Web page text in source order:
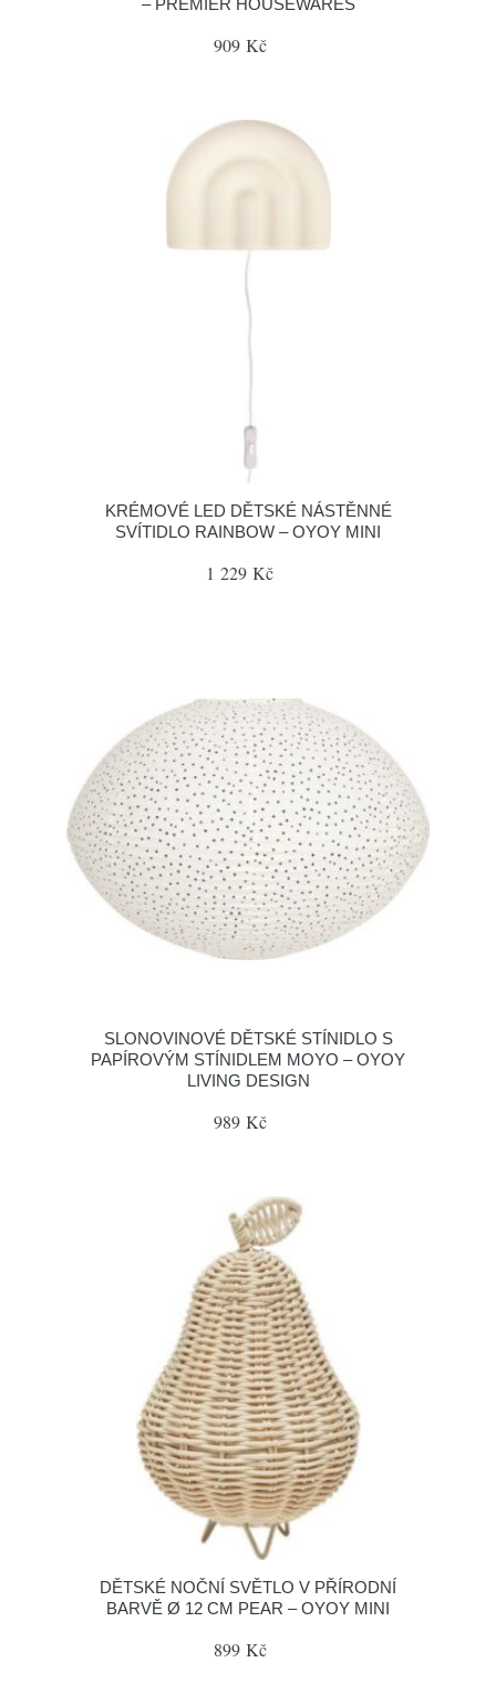
– PREMIER HOUSEWARES
909 Kč
KRÉMOVÉ LED DĚTSKÉ NÁSTĚNNÉ
SVÍTIDLO RAINBOW – OYOY MINI
1 229 Kč
SLONOVINOVÉ DĚTSKÉ STÍNIDLO S
PAPÍROVÝM STÍNIDLEM MOYO – OYOY
LIVING DESIGN
989 Kč
DĚTSKÉ NOČNÍ SVĚTLO V PŘÍRODNÍ
BARVĚ Ø 12 CM PEAR – OYOY MINI
899 Kč